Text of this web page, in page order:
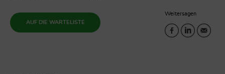
AUF DIE WARTELISTE
Weitersagen